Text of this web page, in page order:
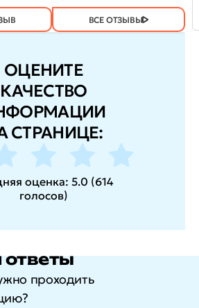
ОТЗЫВ БЫЛ
ПОЛЕЗЕН?
ДА(605) НЕТ(2)
ВСЕ ОТЗЫВЫ
ОЦЕНИТЕ
КАЧЕСТВО
СТРАНИЦЕ:
оценка: 5.0 (614
голосов)
ответы
проходить